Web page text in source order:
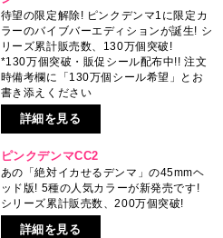
待望の限定解除! ピンクデンマ1に限定カ
ラーのバイブバーエディションが誕生! シ
リーズ累計販売数、130万個突破!
*130万個突破・販促シール配布中!! 注文
時備考欄に「130万個シール希望」とお
書き添えください
詳細を見る
ピンクデンマCC2
あの「絶対イカせるデンマ」の45mmヘ
ッド版! 5種の人気カラーが新発売です!
シリーズ累計販売数、200万個突破!
詳細を見る